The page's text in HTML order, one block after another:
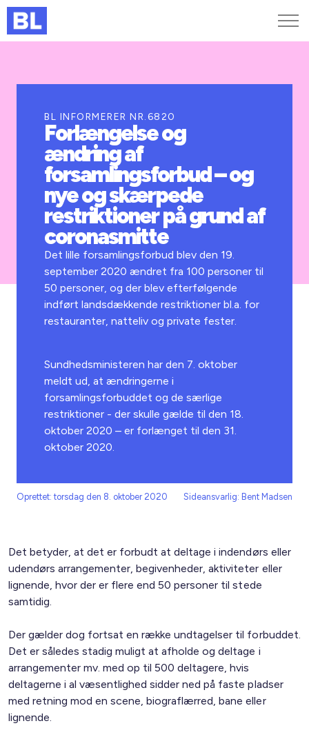
Kurser og arrangementer
Jobportalen
BL INFORMERER NR.6820
Forlængelse og
ændring af
forsamlingsforbud – og
nye og skærpede
restriktioner på grund af
coronasmitte
Det lille forsamlingsforbud blev den 19.
september 2020 ændret fra 100 personer til
50 personer, og der blev efterfølgende
indført landsdækkende restriktioner bl.a. for
restauranter, natteliv og private fester.
Sundhedsministeren har den 7. oktober
meldt ud, at ændringerne i
forsamlingsforbuddet og de særlige
restriktioner - der skulle gælde til den 18.
oktober 2020 – er forlænget til den 31.
oktober 2020.
Oprettet: torsdag den 8. oktober 2020 Sideansvarlig: Bent Madsen
Det betyder, at det er forbudt at deltage i indendørs eller
udendørs arrangementer, begivenheder, aktiviteter eller
lignende, hvor der er flere end 50 personer til stede
samtidig.
Der gælder dog fortsat en række undtagelser til forbuddet.
Det er således stadig muligt at afholde og deltage i
arrangementer mv. med op til 500 deltagere, hvis
deltagerne i al væsentlighed sidder ned på faste pladser
med retning mod en scene, biograflærred, bane eller
lignende.